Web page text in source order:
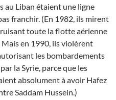
au Liban étaient une ligne
franchir. (En 1982, ils mirent
toute la flotte aérienne
Mais en 1990, ils violèrent
les bombardements
la Syrie, parce que les
absolument à avoir Hafez
Saddam Hussein.)